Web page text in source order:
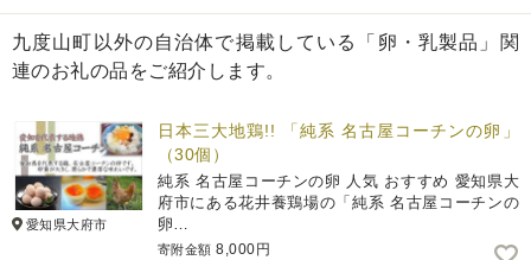
九度山町以外の自治体で掲載している「卵・乳製品」関
連のお礼の品をご紹介します。
愛知県大府市
日本三大地鶏!! 「純系 名古屋コーチンの卵」
（30個）
純系 名古屋コーチンの卵 人気 おすすめ 愛知県大
府市にある花井養鶏場の「純系 名古屋コーチンの
卵…
寄附金額 8,000円